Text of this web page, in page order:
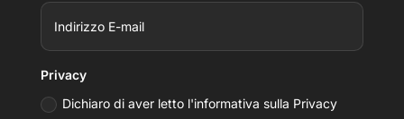
Privacy
Dichiaro di aver letto l'informativa sulla Privacy